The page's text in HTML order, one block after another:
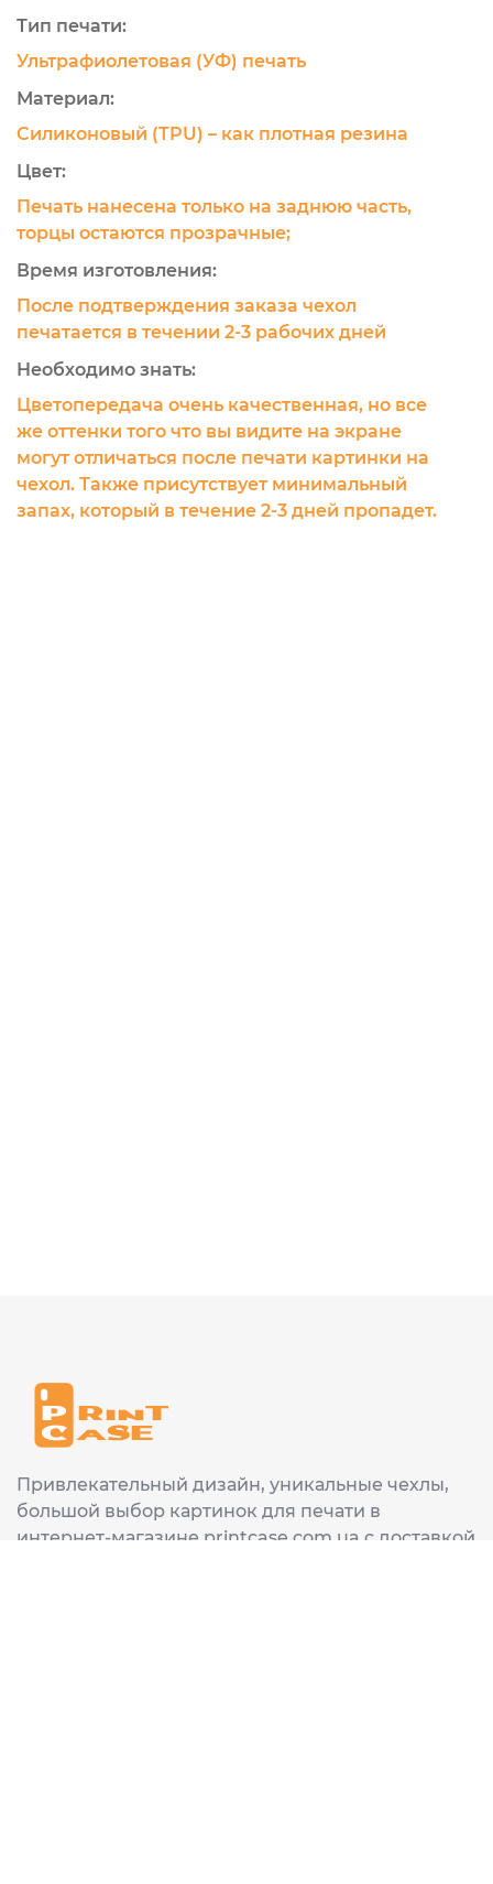
Тип печати:
Ультрафиолетовая (УФ) печать
Материал:
Силиконовый (TPU) – как плотная резина
Цвет:
Печать нанесена только на заднюю часть,
торцы остаются прозрачные;
Время изготовления:
После подтверждения заказа чехол
печатается в течении 2-3 рабочих дней
Необходимо знать:
Цветопередача очень качественная, но все
же оттенки того что вы видите на экране
могут отличаться после печати картинки на
чехол. Также присутствует минимальный
запах, который в течение 2-3 дней пропадет.
Привлекательный дизайн, уникальные чехлы,
большой выбор картинок для печати в
интернет-магазине printcase.com.ua с доставкой